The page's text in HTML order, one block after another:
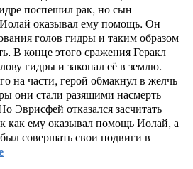
поспешил рак, но сын
оказывал ему помощь. Он
голов гидры и таким образом
В конце этого сражения Геракл
гидры и закопал её в землю.
на части, герой обмакнул в желчь
они стали разящими насмерть
Эврисфей отказался засчитать
как ему оказывал помощь Иолай, а
совершать свои подвиги в